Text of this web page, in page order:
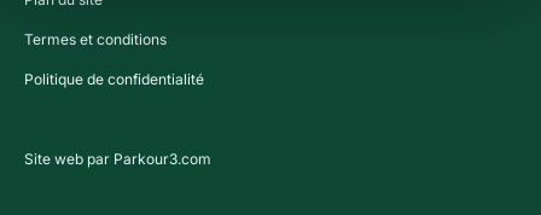
Termes et conditions
Politique de confidentialité
Site web par Parkour3.com